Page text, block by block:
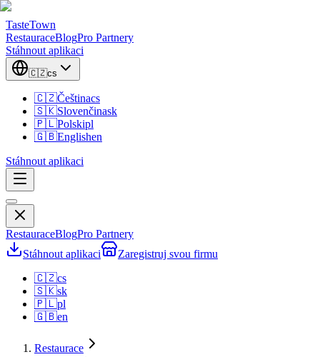
TasteTown
RestauraceBlogPro Partnery
Stáhnout aplikaci
🇨🇿cs
🇨🇿Češtinacs
🇸🇰Slovenčinask
🇵🇱Polskipl
🇬🇧Englishen
Stáhnout aplikaci
RestauraceBlogPro Partnery
Stáhnout aplikaci
Zaregistruj svou firmu
🇨🇿cs
🇸🇰sk
🇵🇱pl
🇬🇧en
Restaurace